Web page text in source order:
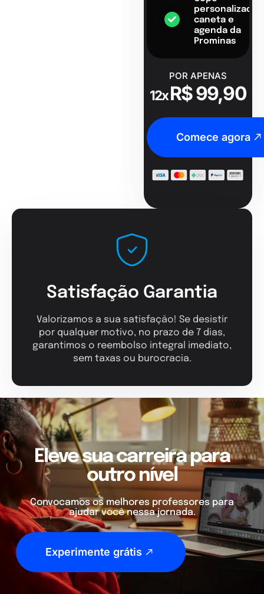
personalizado,
caneta e
agenda da
Prominas
POR APENAS
12xR$ 99,90
Comece agora
Satisfação Garantia
Valorizamos a sua satisfação! Se desistir
por qualquer motivo, no prazo de 7 dias,
garantimos o reembolso integral imediato,
sem taxas ou burocracia.
Eleve sua carreira para
outro nível
Convocamos os melhores professores para
ajudar você nessa jornada.
Experimente grátis